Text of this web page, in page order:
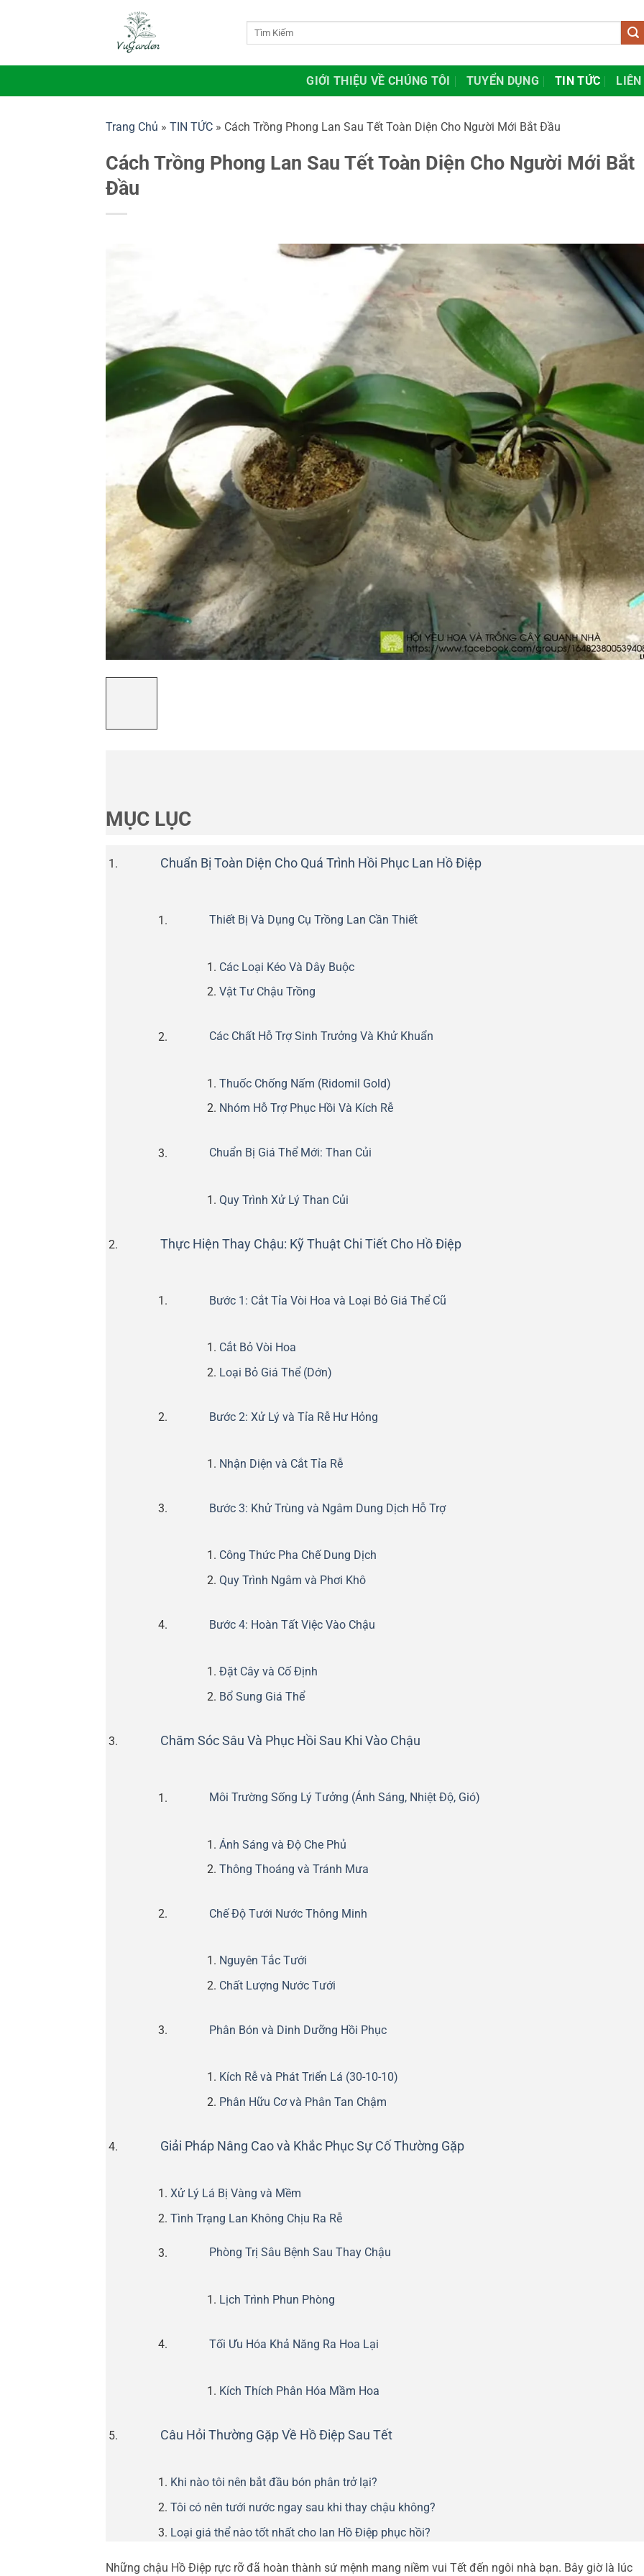
dung
GIỚI THIỆU VỀ CHÚNG TÔI TUYỂN DỤNG TIN TỨC LIÊN
Trang Chủ » TIN TỨC » Cách Trồng Phong Lan Sau Tết Toàn Diện Cho Người Mới Bắt Đầu
Cách Trồng Phong Lan Sau Tết Toàn Diện Cho Người Mới Bắt
Đầu
MỤC LỤC
Chuẩn Bị Toàn Diện Cho Quá Trình Hồi Phục Lan Hồ Điệp
Thiết Bị Và Dụng Cụ Trồng Lan Cần Thiết
Các Loại Kéo Và Dây Buộc
Vật Tư Chậu Trồng
Các Chất Hỗ Trợ Sinh Trưởng Và Khử Khuẩn
Thuốc Chống Nấm (Ridomil Gold)
Nhóm Hỗ Trợ Phục Hồi Và Kích Rễ
Chuẩn Bị Giá Thể Mới: Than Củi
Quy Trình Xử Lý Than Củi
Thực Hiện Thay Chậu: Kỹ Thuật Chi Tiết Cho Hồ Điệp
Bước 1: Cắt Tỉa Vòi Hoa và Loại Bỏ Giá Thể Cũ
Cắt Bỏ Vòi Hoa
Loại Bỏ Giá Thể (Dớn)
Bước 2: Xử Lý và Tỉa Rễ Hư Hỏng
Nhận Diện và Cắt Tỉa Rễ
Bước 3: Khử Trùng và Ngâm Dung Dịch Hỗ Trợ
Công Thức Pha Chế Dung Dịch
Quy Trình Ngâm và Phơi Khô
Bước 4: Hoàn Tất Việc Vào Chậu
Đặt Cây và Cố Định
Bổ Sung Giá Thể
Chăm Sóc Sâu Và Phục Hồi Sau Khi Vào Chậu
Môi Trường Sống Lý Tưởng (Ánh Sáng, Nhiệt Độ, Gió)
Ánh Sáng và Độ Che Phủ
Thông Thoáng và Tránh Mưa
Chế Độ Tưới Nước Thông Minh
Nguyên Tắc Tưới
Chất Lượng Nước Tưới
Phân Bón và Dinh Dưỡng Hồi Phục
Kích Rễ và Phát Triển Lá (30-10-10)
Phân Hữu Cơ và Phân Tan Chậm
Giải Pháp Nâng Cao và Khắc Phục Sự Cố Thường Gặp
Xử Lý Lá Bị Vàng và Mềm
Tình Trạng Lan Không Chịu Ra Rễ
Phòng Trị Sâu Bệnh Sau Thay Chậu
Lịch Trình Phun Phòng
Tối Ưu Hóa Khả Năng Ra Hoa Lại
Kích Thích Phân Hóa Mầm Hoa
Câu Hỏi Thường Gặp Về Hồ Điệp Sau Tết
Khi nào tôi nên bắt đầu bón phân trở lại?
Tôi có nên tưới nước ngay sau khi thay chậu không?
Loại giá thể nào tốt nhất cho lan Hồ Điệp phục hồi?
Những chậu Hồ Điệp rực rỡ đã hoàn thành sứ mệnh mang niềm vui Tết đến ngôi nhà bạn. Bây giờ là lúc